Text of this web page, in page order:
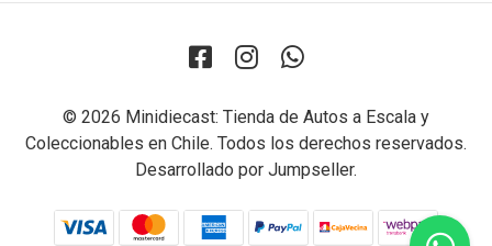
© 2026 Minidiecast: Tienda de Autos a Escala y
Coleccionables en Chile. Todos los derechos reservados.
Desarrollado por Jumpseller.